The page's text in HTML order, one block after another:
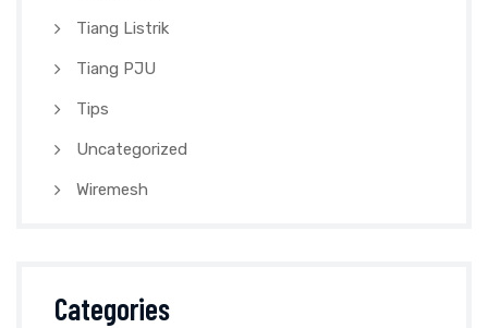
Tiang Listrik
Tiang PJU
Tips
Uncategorized
Wiremesh
Categories